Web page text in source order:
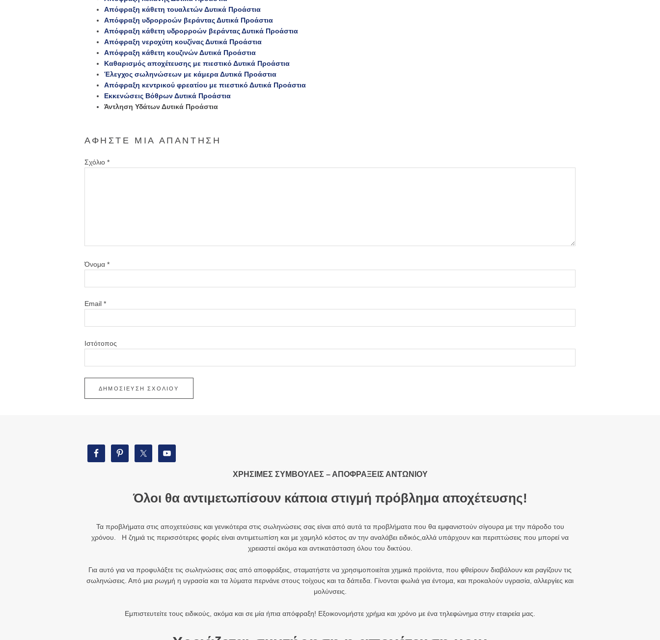
Απόφραξη κάθετη τουαλετών Δυτικά Προάστια
Απόφραξη υδρορροών βεράντας Δυτικά Προάστια
Απόφραξη κάθετη υδρορροών βεράντας Δυτικά Προάστια
Απόφραξη νεροχύτη κουζίνας Δυτικά Προάστια
Απόφραξη κάθετη κουζινών Δυτικά Προάστια
Καθαρισμός αποχέτευσης με πιεστικό Δυτικά Προάστια
Έλεγχος σωληνώσεων με κάμερα Δυτικά Προάστια
Απόφραξη κεντρικού φρεατίου με πιεστικό Δυτικά Προάστια
Εκκενώσεις Βόθρων Δυτικά Προάστια
Άντληση Υδάτων Δυτικά Προάστια
ΑΦΉΣΤΕ ΜΙΑ ΑΠΆΝΤΗΣΗ
Σχόλιο *
Όνομα *
Email *
Ιστότοπος
ΧΡΗΣΙΜΕΣ ΣΥΜΒΟΥΛΕΣ – ΑΠΟΦΡΑΞΕΙΣ ΑΝΤΩΝΙΟΥ
Όλοι θα αντιμετωπίσουν κάποια στιγμή πρόβλημα αποχέτευσης!
Τα προβλήματα στις αποχετεύσεις και γενικότερα στις σωληνώσεις σας είναι από αυτά τα προβλήματα που θα εμφανιστούν σίγουρα με την πάροδο του
χρόνου. Η ζημιά τις περισσότερες φορές είναι αντιμετωπίση και με χαμηλό κόστος αν την αναλάβει ειδικός,αλλά υπάρχουν και περιπτώσεις που μπορεί να
χρειαστεί ακόμα και αντικατάσταση όλου του δικτύου.
Για αυτό για να προφυλάξτε τις σωληνώσεις σας από αποφράξεις, σταματήστε να χρησιμοποιείται χημικά προϊόντα, που φθείρουν διαβάλουν και ραγίζουν τις
σωληνώσεις. Από μια ρωγμή η υγρασία και τα λύματα περνάνε στους τοίχους και τα δάπεδα. Γίνονται φωλιά για έντομα, και προκαλούν υγρασία, αλλεργίες και
μολύνσεις.
Εμπιστευτείτε τους ειδικούς, ακόμα και σε μία ήπια απόφραξη! Εξοικονομήστε χρήμα και χρόνο με ένα τηλεφώνημα στην εταιρεία μας.